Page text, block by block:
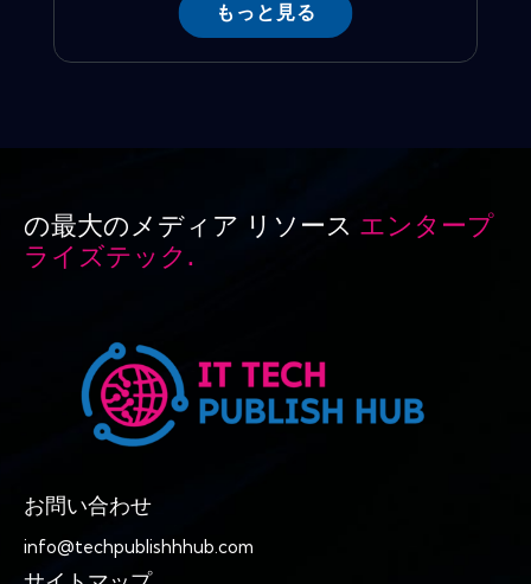
もっと見る
の最大のメディア リソース エンタープ
ライズテック.
お問い合わせ
info@techpublishhhub.com